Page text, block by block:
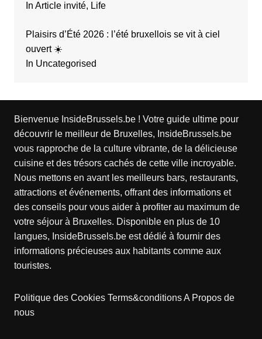
In Article invité, Life
Plaisirs d’Été 2026 : l’été bruxellois se vit à ciel
ouvert ☀️
In Uncategorised
Bienvenue InsideBrussels.be ! Votre guide ultime pour
découvrir le meilleur de Bruxelles, InsideBrussels.be
vous rapproche de la culture vibrante, de la délicieuse
cuisine et des trésors cachés de cette ville incroyable.
Nous mettons en avant les meilleurs bars, restaurants,
attractions et événements, offrant des informations et
des conseils pour vous aider à profiter au maximum de
votre séjour à Bruxelles. Disponible en plus de 10
langues, InsideBrussels.be est dédié à fournir des
informations précieuses aux habitants comme aux
touristes.
Politique des Cookies Terms&conditionsA Propos de
nous